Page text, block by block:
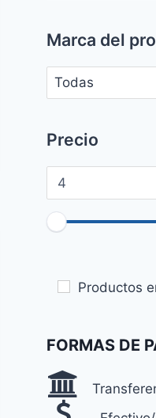
Marca del
Precio
Productos
FORMAS DE